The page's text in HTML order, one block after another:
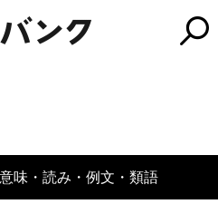
意味・読み・例文・類語